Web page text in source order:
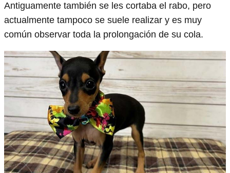
Antiguamente también se les cortaba el rabo, pero
actualmente tampoco se suele realizar y es muy
común observar toda la prolongación de su cola.